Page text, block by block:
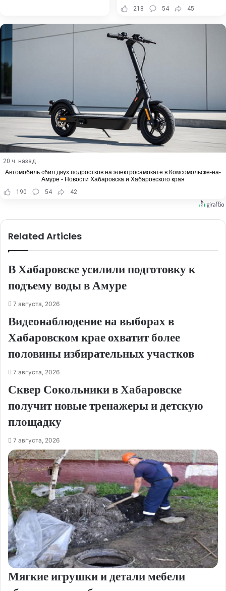
218
54 45
20 ч. назад
Автомобиль сбил двух подростков на электросамокате в Комсомольске-на-
Амуре - Новости Хабаровска и Хабаровского края
190
54 42
Related Articles
В Хабаровске усилили подготовку к
подъему воды в Амуре
7 августа, 2026
Видеонаблюдение на выборах в
Хабаровском крае охватит более
половины избирательных участков
7 августа, 2026
Сквер Сокольники в Хабаровске
получит новые тренажеры и детскую
площадку
7 августа, 2026
Мягкие игрушки и детали мебели